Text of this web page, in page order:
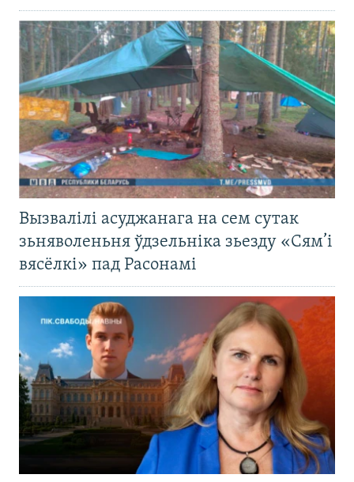
Вызвалілі асуджанага на сем сутак
зьняволеньня ўдзельніка зьезду «Сям’і
вясёлкі» пад Расонамі